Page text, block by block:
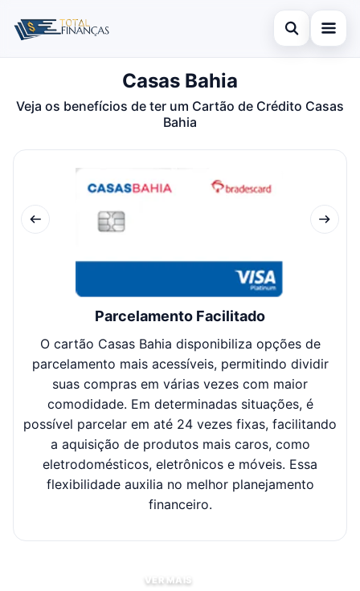
Abrir busca
Cartão de Crédito
Empréstimo
Legal
Buscar no site
Pressione Enter para buscar ou ESC para fechar.
Casas Bahia
Veja os benefícios de ter um Cartão de Crédito Casas
Bahia
Parcelamento Facilitado
O cartão Casas Bahia disponibiliza opções de
parcelamento mais acessíveis, permitindo dividir
suas compras em várias vezes com maior
comodidade. Em determinadas situações, é
possível parcelar em até 24 vezes fixas, facilitando
a aquisição de produtos mais caros, como
eletrodomésticos, eletrônicos e móveis. Essa
flexibilidade auxilia no melhor planejamento
financeiro.
VER MAIS